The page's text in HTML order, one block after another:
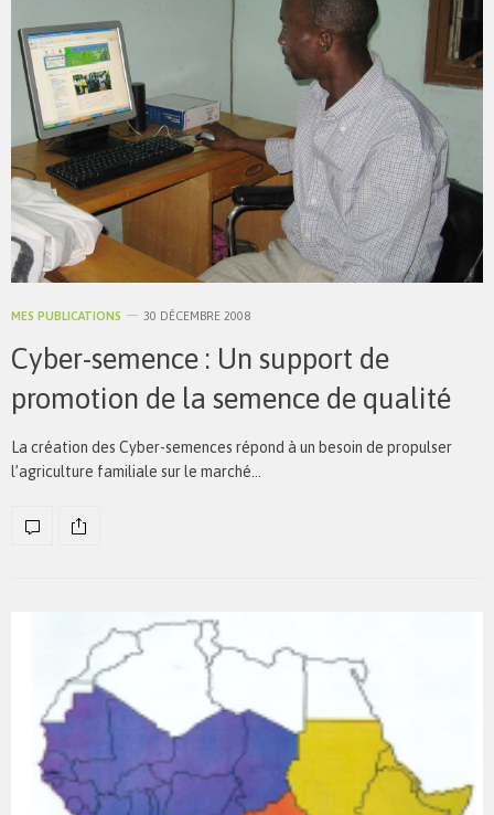
MES PUBLICATIONS 30 DÉCEMBRE 2008
Cyber-semence : Un support de
promotion de la semence de qualité
La création des Cyber-semences répond à un besoin de propulser
l’agriculture familiale sur le marché…